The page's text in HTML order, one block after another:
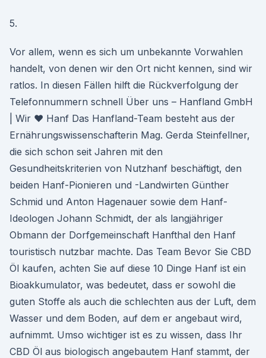
5.
Vor allem, wenn es sich um unbekannte Vorwahlen
handelt, von denen wir den Ort nicht kennen, sind wir
ratlos. In diesen Fällen hilft die Rückverfolgung der
Telefonnummern schnell Über uns – Hanfland GmbH
| Wir ♥ Hanf Das Hanfland-Team besteht aus der
Ernährungswissenschafterin Mag. Gerda Steinfellner,
die sich schon seit Jahren mit den
Gesundheitskriterien von Nutzhanf beschäftigt, den
beiden Hanf-Pionieren und -Landwirten Günther
Schmid und Anton Hagenauer sowie dem Hanf-
Ideologen Johann Schmidt, der als langjähriger
Obmann der Dorfgemeinschaft Hanfthal den Hanf
touristisch nutzbar machte. Das Team Bevor Sie CBD
Öl kaufen, achten Sie auf diese 10 Dinge Hanf ist ein
Bioakkumulator, was bedeutet, dass er sowohl die
guten Stoffe als auch die schlechten aus der Luft, dem
Wasser und dem Boden, auf dem er angebaut wird,
aufnimmt. Umso wichtiger ist es zu wissen, dass Ihr
CBD Öl aus biologisch angebautem Hanf stammt, der